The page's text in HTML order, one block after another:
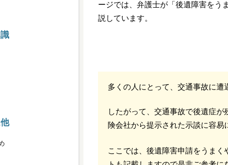
するために
の注意点
算機
する方法
相場は？
ージでは、弁護士が「後遺障害をう
説しています。
多くの人にとって、交通事故に遭
したがって、交通事故で後遺症
険会社から提示された示談に容易
ここでは、後遺障害申請をうま